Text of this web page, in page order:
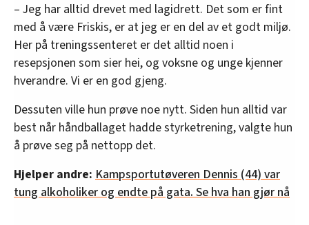
– Jeg har alltid drevet med lagidrett. Det som er fint
med å være Friskis, er at jeg er en del av et godt miljø.
Her på treningssenteret er det alltid noen i
resepsjonen som sier hei, og voksne og unge kjenner
hverandre. Vi er en god gjeng.
Dessuten ville hun prøve noe nytt. Siden hun alltid var
best når håndballaget hadde styrketrening, valgte hun
å prøve seg på nettopp det.
Hjelper andre: Kampsportutøveren Dennis (44) var
tung alkoholiker og endte på gata. Se hva han gjør nå